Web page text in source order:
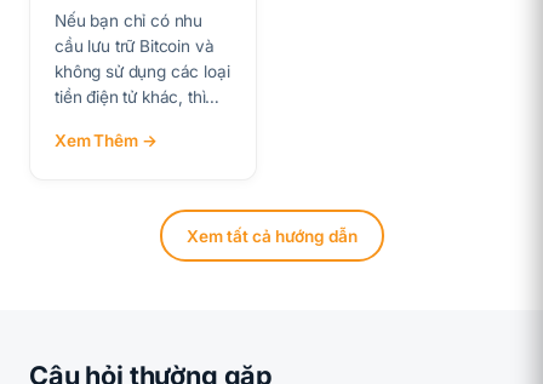
Nếu bạn chỉ có nhu
cầu lưu trữ Bitcoin và
không sử dụng các loại
tiền điện tử khác, thì…
Xem Thêm →
Xem tất cả hướng dẫn
Câu hỏi thường gặp